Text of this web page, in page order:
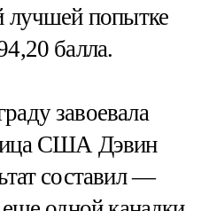
лучшей попытке
балла.
завоевала
США Дэвин
составил —